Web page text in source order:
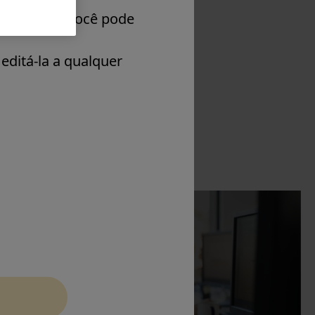
Você pode
la a qualquer